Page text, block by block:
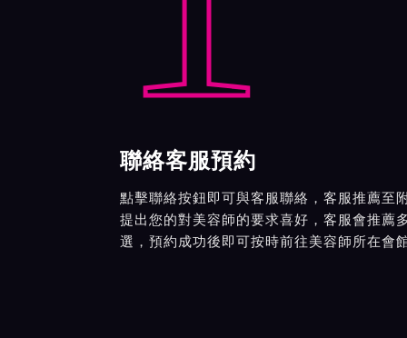
聯絡客服預約
點擊聯絡按鈕即可與客服聯絡，客服推薦至
提出您的對美容師的要求喜好，客服會推薦
選，預約成功後即可按時前往美容師所在會